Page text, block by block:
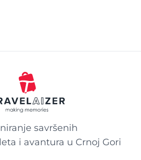
savršenih
i avantura u Crnoj Gori